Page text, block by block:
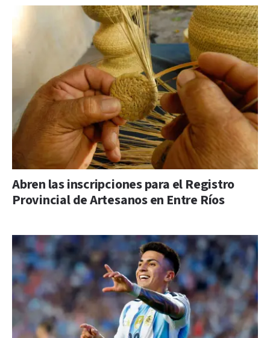
Abren las inscripciones para el Registro
Provincial de Artesanos en Entre Ríos